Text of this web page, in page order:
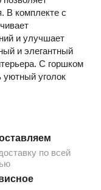
В комплекте с
и улучшает
и элегантный
С горшком
уютный уголок
по всей